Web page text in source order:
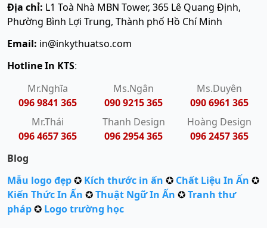
Địa chỉ: L1 Toà Nhà MBN Tower, 365 Lê Quang Định,
Phường Bình Lợi Trung, Thành phố Hồ Chí Minh
Email: in@inkythuatso.com
Hotline In KTS:
Mr.Nghĩa
096 9841 365
Ms.Ngân
090 9215 365
Ms.Duyên
090 6961 365
Mr.Thái
096 4657 365
Thanh Design
096 2954 365
Hoàng Design
096 2457 365
Blog
Mẫu logo đẹp✪ Kích thước in ấn ✪ Chất Liệu In Ấn ✪
Kiến Thức In Ấn ✪Thuật Ngữ In Ấn ✪Tranh thư
pháp✪ Logo trường học